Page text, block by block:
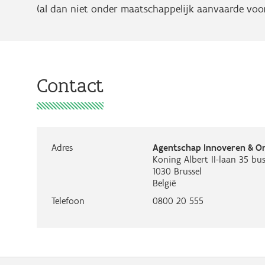
(al dan niet onder maatschappelijk aanvaarde
Contact
Adres
Agentschap Innoveren &
Koning Albert II-laan 35
1030 Brussel
België
Telefoon
0800 20 555